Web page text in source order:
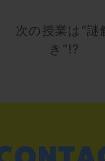
次の授業は“謎
き”!?